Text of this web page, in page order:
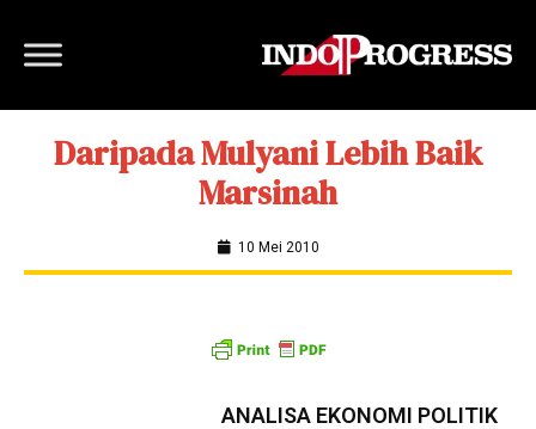
Daripada Mulyani Lebih Baik
Marsinah
10 Mei 2010
ANALISA EKONOMI POLITIK